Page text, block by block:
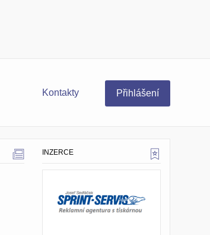
Kontakty Přihlášení
INZERCE